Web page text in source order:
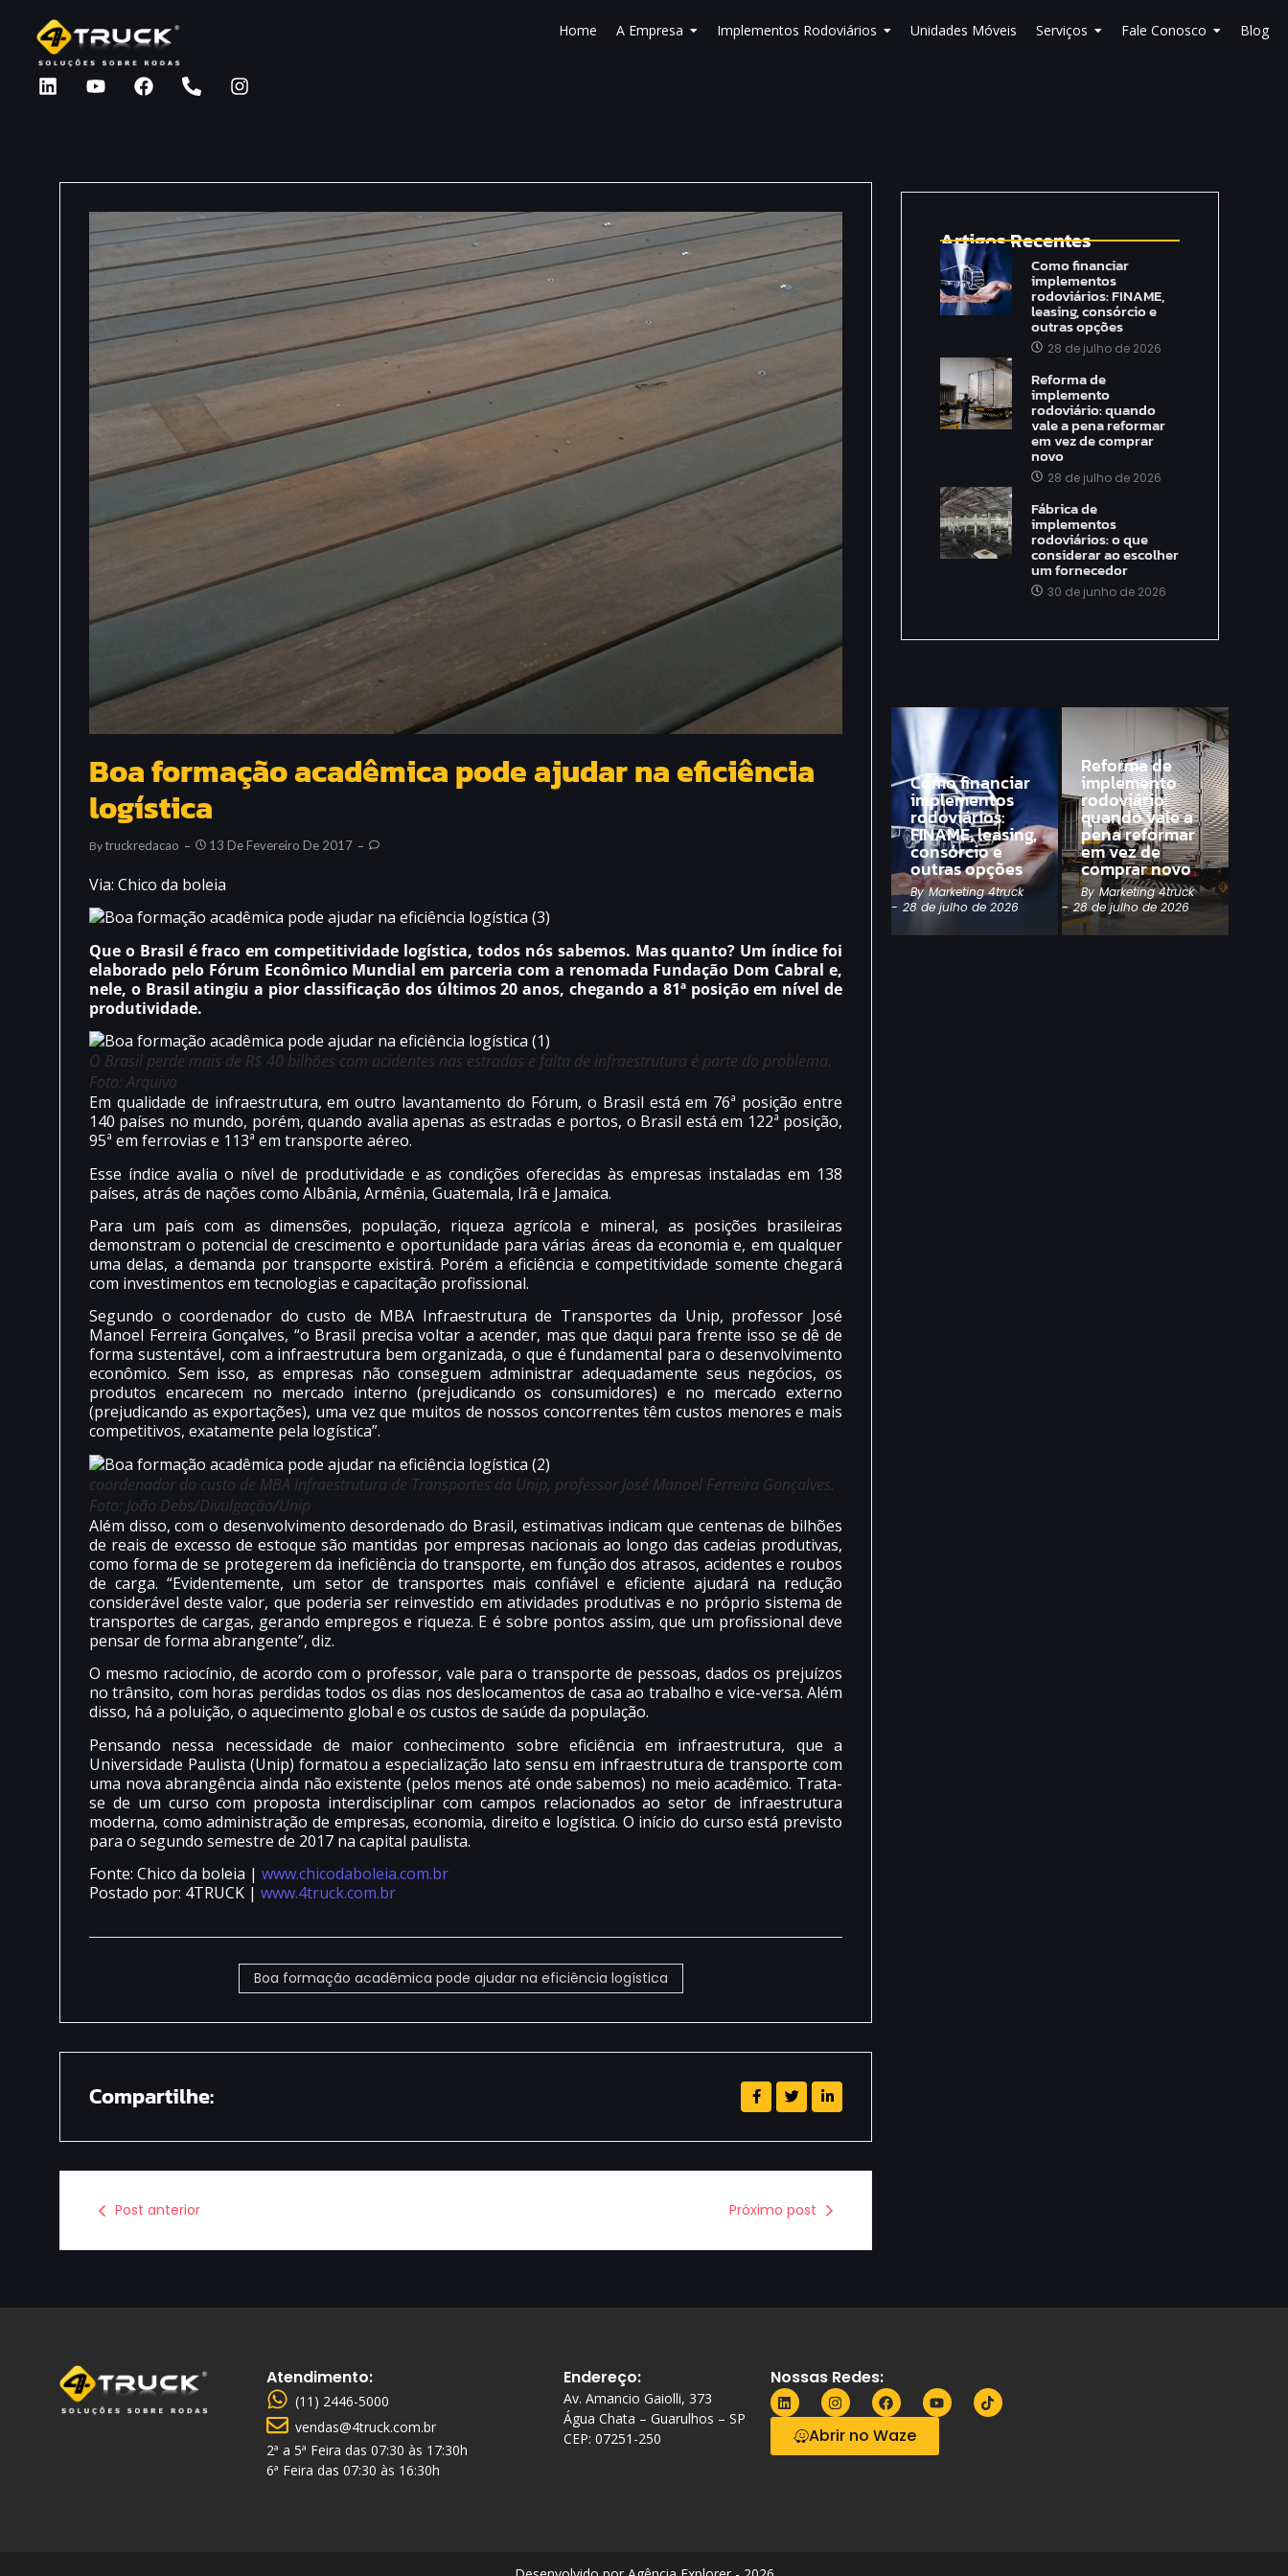
Home A Empresa Implementos Rodoviários Unidades Móveis Serviços Fale Conosco Blog
Boa formação acadêmica pode ajudar na eficiência
logística
ByTruckredacao 13 De Fevereiro De 2017
Via: Chico da boleia
Que o Brasil é fraco em competitividade logística, todos nós sabemos. Mas quanto? Um índice foi
elaborado pelo Fórum Econômico Mundial em parceria com a renomada Fundação Dom Cabral e,
nele, o Brasil atingiu a pior classificação dos últimos 20 anos, chegando a 81ª posição em nível de
produtividade.
O Brasil perde mais de R$ 40 bilhões com acidentes nas estradas e falta de infraestrutura é parte do problema.
Foto: Arquivo
Em qualidade de infraestrutura, em outro lavantamento do Fórum, o Brasil está em 76ª posição entre
140 países no mundo, porém, quando avalia apenas as estradas e portos, o Brasil está em 122ª posição,
95ª em ferrovias e 113ª em transporte aéreo.
Esse índice avalia o nível de produtividade e as condições oferecidas às empresas instaladas em 138
países, atrás de nações como Albânia, Armênia, Guatemala, Irã e Jamaica.
Para um país com as dimensões, população, riqueza agrícola e mineral, as posições brasileiras
demonstram o potencial de crescimento e oportunidade para várias áreas da economia e, em qualquer
uma delas, a demanda por transporte existirá. Porém a eficiência e competitividade somente chegará
com investimentos em tecnologias e capacitação profissional.
Segundo o coordenador do custo de MBA Infraestrutura de Transportes da Unip, professor José
Manoel Ferreira Gonçalves, “o Brasil precisa voltar a acender, mas que daqui para frente isso se dê de
forma sustentável, com a infraestrutura bem organizada, o que é fundamental para o desenvolvimento
econômico. Sem isso, as empresas não conseguem administrar adequadamente seus negócios, os
produtos encarecem no mercado interno (prejudicando os consumidores) e no mercado externo
(prejudicando as exportações), uma vez que muitos de nossos concorrentes têm custos menores e mais
competitivos, exatamente pela logística”.
coordenador do custo de MBA Infraestrutura de Transportes da Unip, professor José Manoel Ferreira Gonçalves.
Foto: João Debs/Divulgação/Unip
Além disso, com o desenvolvimento desordenado do Brasil, estimativas indicam que centenas de bilhões
de reais de excesso de estoque são mantidas por empresas nacionais ao longo das cadeias produtivas,
como forma de se protegerem da ineficiência do transporte, em função dos atrasos, acidentes e roubos
de carga. “Evidentemente, um setor de transportes mais confiável e eficiente ajudará na redução
considerável deste valor, que poderia ser reinvestido em atividades produtivas e no próprio sistema de
transportes de cargas, gerando empregos e riqueza. E é sobre pontos assim, que um profissional deve
pensar de forma abrangente”, diz.
O mesmo raciocínio, de acordo com o professor, vale para o transporte de pessoas, dados os prejuízos
no trânsito, com horas perdidas todos os dias nos deslocamentos de casa ao trabalho e vice-versa. Além
disso, há a poluição, o aquecimento global e os custos de saúde da população.
Pensando nessa necessidade de maior conhecimento sobre eficiência em infraestrutura, que a
Universidade Paulista (Unip) formatou a especialização lato sensu em infraestrutura de transporte com
uma nova abrangência ainda não existente (pelos menos até onde sabemos) no meio acadêmico. Trata-
se de um curso com proposta interdisciplinar com campos relacionados ao setor de infraestrutura
moderna, como administração de empresas, economia, direito e logística. O início do curso está previsto
para o segundo semestre de 2017 na capital paulista.
Fonte: Chico da boleia | www.chicodaboleia.com.br
Postado por: 4TRUCK | www.4truck.com.br
Boa formação acadêmica pode ajudar na eficiência logística
Compartilhe:
Post anterior Próximo post
Artigos Recentes
Como financiar
implementos
rodoviários: FINAME,
leasing, consórcio e
outras opções
28 de julho de 2026
Reforma de
implemento
rodoviário: quando
vale a pena reformar
em vez de comprar
novo
28 de julho de 2026
Fábrica de
implementos
rodoviários: o que
considerar ao escolher
um fornecedor
30 de junho de 2026
Como financiar
implementos
rodoviários:
FINAME, leasing,
consórcio e
outras opções
By Marketing 4truck
- 28 de julho de 2026
Reforma de
implemento
rodoviário:
quando vale a
pena reformar
em vez de
comprar novo
By Marketing 4truck
- 28 de julho de 2026
Atendimento:
(11) 2446-5000
vendas@4truck.com.br
2ª a 5ª Feira das 07:30 às 17:30h
6ª Feira das 07:30 às 16:30h
Endereço:
Av. Amancio Gaiolli, 373
Água Chata – Guarulhos – SP
CEP: 07251-250
Nossas Redes:
Abrir no Waze